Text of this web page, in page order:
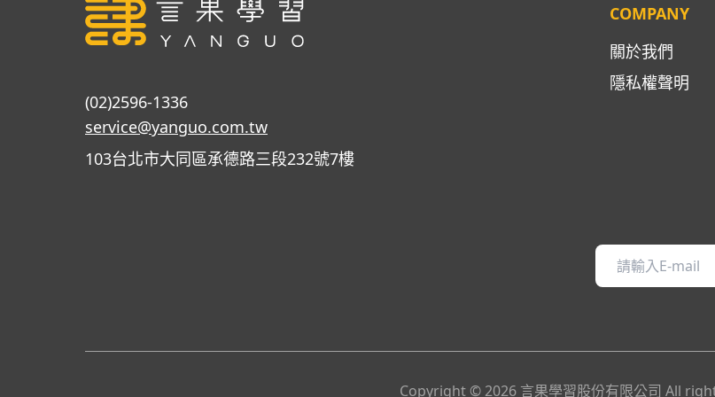
(02)2596-1336
service@yanguo.com.tw
103台北市大同區承德路三段232號7樓
COMPANY
關於我們
隱私權聲明
Copyright © 2026 言果學習股份有限公司 All